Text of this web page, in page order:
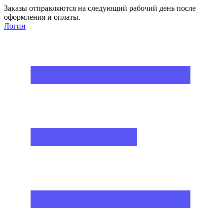
Заказы отправляются на следующий рабочий день после
оформления и оплаты.
Логин